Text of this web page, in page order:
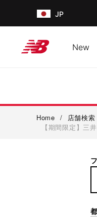
JP
New
Home / 店舗検索
【期間限定】三